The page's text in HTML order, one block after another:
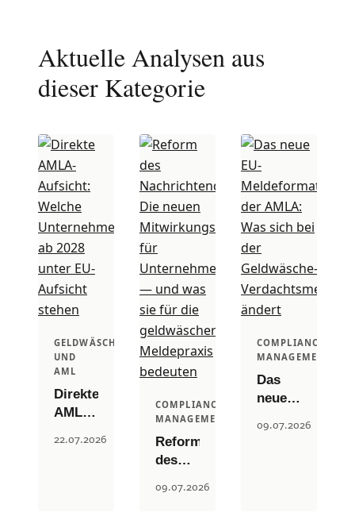
Aktuelle Analysen aus
dieser Kategorie
GELDWÄSCHE
UND
AML
Direkte
AMLA-
Welche
22.07.2026
COMPLIANCE
MANAGEMENT
Reform
des
Die
09.07.2026
COMPLIANCE
MANAGEMENT
Das
neue
Meldeformat
09.07.2026